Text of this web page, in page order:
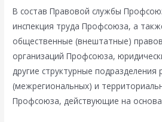
В состав Правовой службы
инспекция труда Профсоюза, а
общественные (внештатные)
организаций Профсоюза,
другие структурные подразделения
(межрегиональных) и
Профсоюза, действующие на